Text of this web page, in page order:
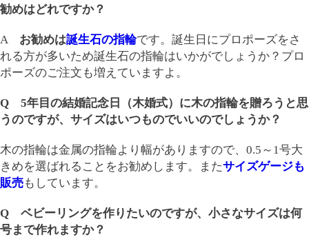
勧めはどれですか？
A お勧めは誕生石の指輪です。誕生日にプロポーズをさ
れる方が多いため誕生石の指輪はいかがでしょうか？プロ
ポーズのご注文も増えていますよ。
Q 5年目の結婚記念日（木婚式）に木の指輪を贈ろうと思
うのですが、サイズはいつものでいいのでしょうか？
木の指輪は金属の指輪より幅がありますので、0.5～1号大
きめを選ばれることをお勧めします。またサイズゲージも
販売もしています。
Q ベビーリングを作りたいのですが、小さなサイズは何
号まで作れますか？